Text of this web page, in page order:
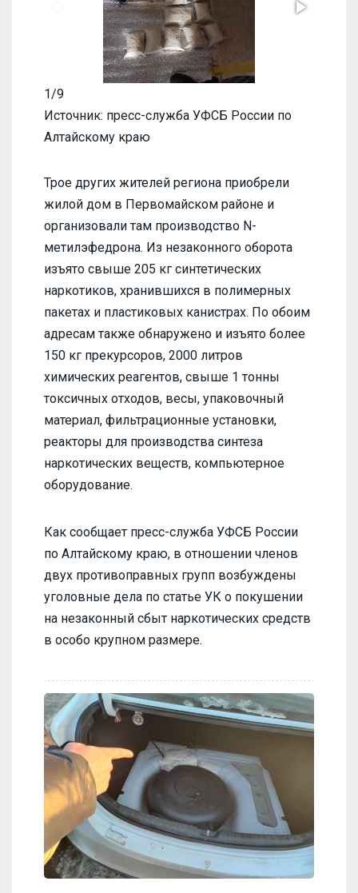
1/9
Источник: пресс-служба УФСБ России по
Алтайскому краю
Трое других жителей региона приобрели
жилой дом в Первомайском районе и
организовали там производство N-
метилэфедрона. Из незаконного оборота
изъято свыше 205 кг синтетических
наркотиков, хранившихся в полимерных
пакетах и пластиковых канистрах. По обоим
адресам также обнаружено и изъято более
150 кг прекурсоров, 2000 литров
химических реагентов, свыше 1 тонны
токсичных отходов, весы, упаковочный
материал, фильтрационные установки,
реакторы для производства синтеза
наркотических веществ, компьютерное
оборудование.
Как сообщает пресс-служба УФСБ России
по Алтайскому краю, в отношении членов
двух противоправных групп возбуждены
уголовные дела по статье УК о покушении
на незаконный сбыт наркотических средств
в особо крупном размере.